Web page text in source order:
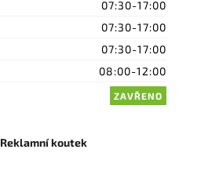
07:30-17:00
07:30-17:00
07:30-17:00
08:00-12:00
ZAVŘENO
Reklamní koutek